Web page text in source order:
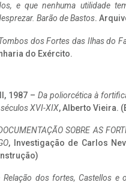
e que nenhuma utilidade
Barão de Bastos.
dos Fortes das Ilhas do
do Exército.
1987 – Da poliorcética à
XVI-XIX, Alberto Vieira.
SOBRE AS
, Investigação de Carlos
Relação dos fortes, Castellos e